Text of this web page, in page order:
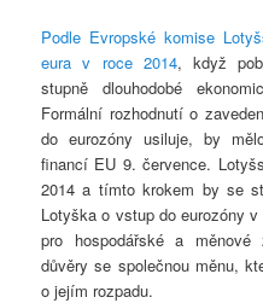
Podle Evropské komise
eura v roce 2014, když
stupně dlouhodobé
Formální rozhodnutí o
do eurozóny usiluje, by
financí EU 9. července.
2014 a tímto krokem by se
Lotyška o vstup do eurozóny
pro hospodářské a měnové
důvěry se společnou měnu,
o jejím rozpadu.